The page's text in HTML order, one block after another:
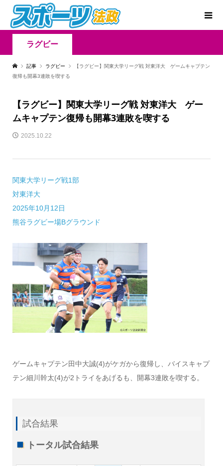
ラグビー
記事 ラグビー
【ラグビー】関東大学リーグ戦 対東洋大 ゲームキャプテン
復帰も開幕3連敗を喫する
【ラグビー】関東大学リーグ戦 対東洋大 ゲー
ムキャプテン復帰も開幕3連敗を喫する
2025.10.22
関東大学リーグ戦1部
対東洋大
2025年10月12日
熊谷ラグビー場Bグラウンド
ゲームキャプテン田中大誠(4)がケガから復帰し、バイスキャプ
テン細川幹太(4)が2トライをあげるも、開幕3連敗を喫する。
試合結果
トータル試合結果